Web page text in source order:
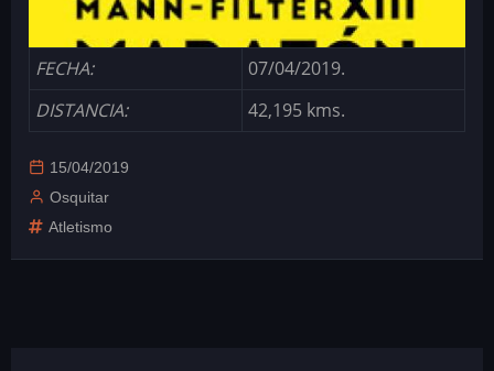
FECHA:
07/04/2019.
DISTANCIA:
42,195 kms.
15/04/2019
Osquitar
Atletismo